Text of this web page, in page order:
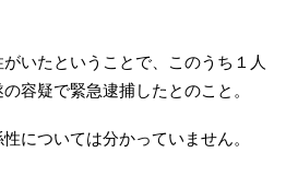
いたということで、このうち１人
容疑で緊急逮捕したとのこと。
については分かっていません。